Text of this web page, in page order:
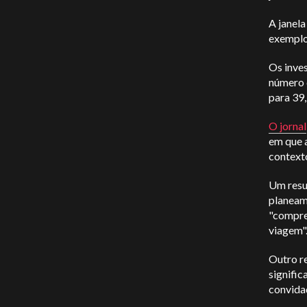
A
Os
número
para
O jornal
em que
Um
viagem".
Outro